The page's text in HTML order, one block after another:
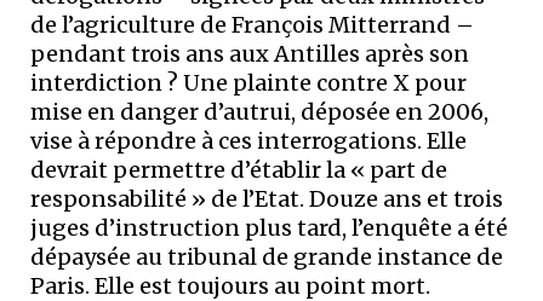
de l’agriculture de François Mitterrand –
pendant trois ans aux Antilles après son
interdiction ? Une plainte contre X pour
mise en danger d’autrui, déposée en 2006,
vise à répondre à ces interrogations. Elle
devrait permettre d’établir la « part de
responsabilité » de l’Etat. Douze ans et trois
juges d’instruction plus tard, l’enquête a été
dépaysée au tribunal de grande instance de
Paris. Elle est toujours au point mort.